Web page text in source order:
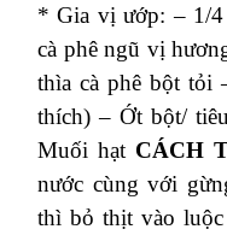
* Gia vị ướp: – 1/4
cà phê ngũ vị
thìa cà phê bột tỏi
thích) – Ớt bột/
Muối hạt CÁCH
nước cùng với
thì bỏ thịt vào